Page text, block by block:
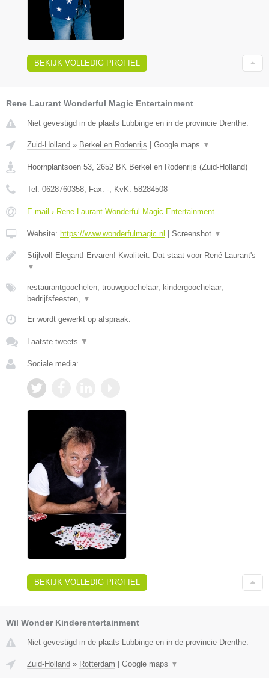
BEKIJK VOLLEDIG PROFIEL
Rene Laurant Wonderful Magic Entertainment
Niet gevestigd in de plaats Lubbinge en in de provincie Drenthe.
Zuid-Holland » Berkel en Rodenrijs | Google maps ▼
Hoornplantsoen 53 2652 BK Berkel en Rodenrijs (Zuid-Holland)
Tel: 0628760358 , Fax: - , KvK: 58284508
E-mail › Rene Laurant Wonderful Magic Entertainment
Website: https://www.wonderfulmagic.nl | Screenshot ▼
Stijlvol! Elegant! Ervaren! Kwaliteit. Dat staat voor René Laurant's
▼
restaurantgoochelen, trouwgoochelaar, kindergoochelaar,
bedrijfsfeesten,
▼
Er wordt gewerkt op afspraak.
Laatste tweets ▼
Sociale media:
BEKIJK VOLLEDIG PROFIEL
Wil Wonder Kinderentertainment
Niet gevestigd in de plaats Lubbinge en in de provincie Drenthe.
Zuid-Holland » Rotterdam | Google maps ▼